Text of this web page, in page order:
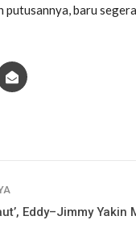
putusannya, baru
Eddy–Jimmy Yakin